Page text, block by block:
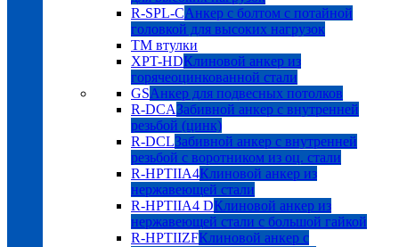
R-SPL-CАнкер с болтом с потайной
головкой для высоких нагрузок
TM втулки
XPT-HDКлиновой анкер из
горячеоцинкованной стали
GSАнкер для подвесных потолков
R-DCAЗабивной анкер с внутренней
резьбой (цинк)
R-DCLЗабивной анкер с внутренней
резьбой с воротником из оц. стали
R-HPTIIA4Клиновой анкер из
нержавеющей стали
R-HPTIIA4 DКлиновой анкер из
нержавеющей стали с большой гайкой
R-HPTIIZFКлиновой анкер с